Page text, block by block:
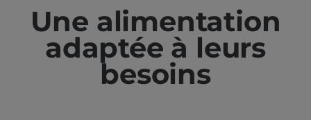
Une alimentation
adaptée à leurs
besoins